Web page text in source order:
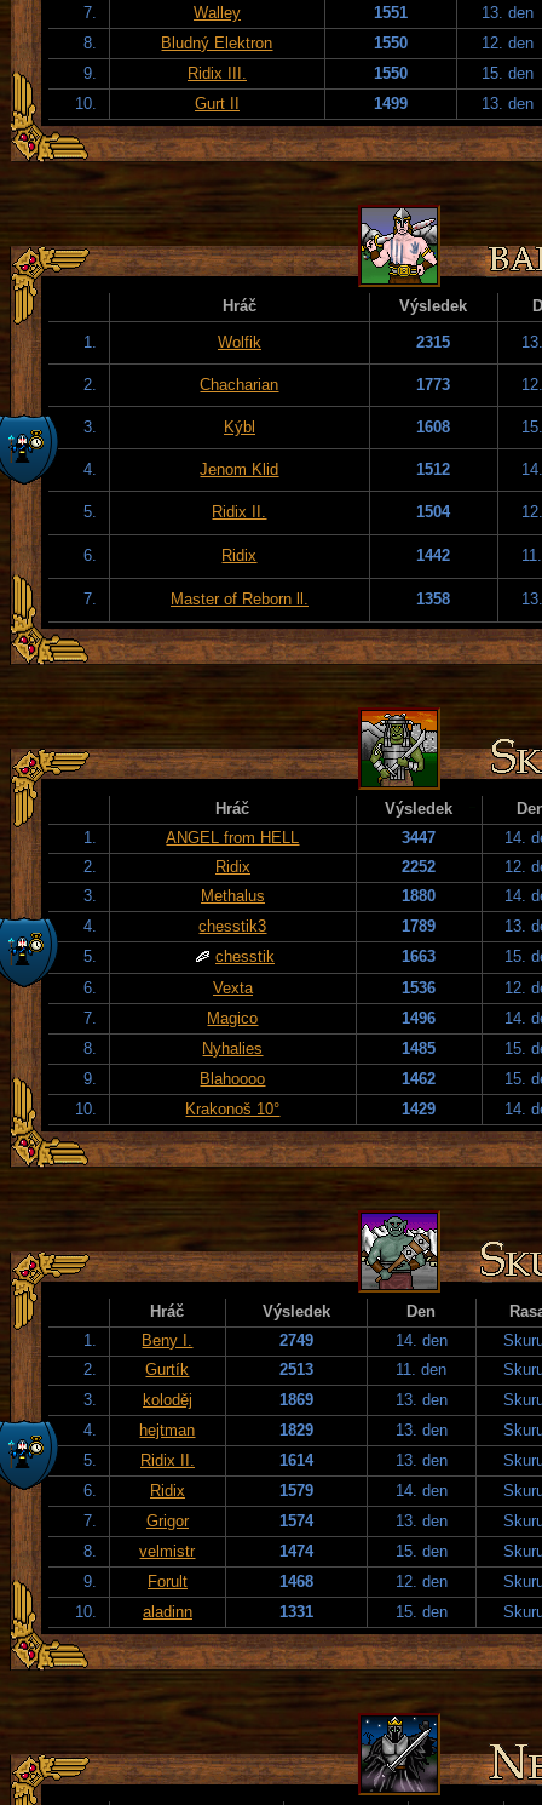
7.
Walley 1551
13. den
8.
Bludný Elektron 1550
12. den
9.
Ridix III. 1550
15. den
10.
Gurt II 1499 13. den
Hráč Výsledek
1.
Wolfik 2315
2. Chacharian 1773
3. Kýbl 1608
4. Jenom Klid 1512
5. Ridix II. 1504
6. Ridix 1442
7. Master of Reborn ll. 1358
Hráč Výsledek
1.
ANGEL from HELL 3447
14.
2.
Ridix 2252
12.
3.
Methalus 1880
14.
4.
chesstik3 1789
13.
5.
chesstik 1663
15.
6.
Vexta 1536
12.
7.
Magico 1496
14.
8.
Nyhalies 1485
15.
9.
Blahoooo 1462
15.
10.
Krakonoš 10° 1429 14.
Hráč Výsledek Den
1.
Beny I. 2749 14. den
2.
Gurtík 2513 11. den
3.
koloděj 1869 13. den
4.
hejtman 1829 13. den
5.
Ridix II. 1614 13. den
6.
Ridix 1579 14. den
7.
Grigor 1574 13. den
8.
velmistr 1474 15. den
9.
Forult 1468 12. den
10.
aladinn 1331 15. den